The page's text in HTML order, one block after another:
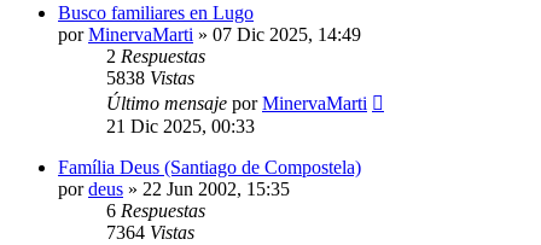
Busco familiares en Lugo
porMinervaMarti » 07 Dic 2025, 14:49
2 Respuestas
5838 Vistas
Último mensaje porMinervaMarti
21 Dic 2025, 00:33
Família Deus (Santiago de Compostela)
pordeus » 22 Jun 2002, 15:35
6 Respuestas
7364 Vistas